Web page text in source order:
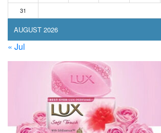
AUGUST 2026
31
« Jul